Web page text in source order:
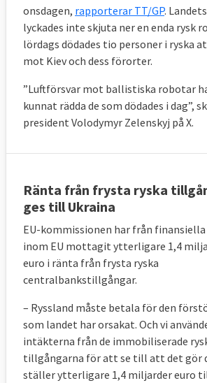
onsdagen, rapporterar TT/GP.
lyckades inte skjuta ner en enda rysk
lördags dödades tio personer i ryska
mot Kiev och dess förorter.
”Luftförsvar mot ballistiska robotar
kunnat rädda de som dödades i dag”,
president Volodymyr Zelenskyj på X.
Ränta från frysta ryska
ges till Ukraina
EU-kommissionen har från
inom EU mottagit ytterligare 1,4
euro i ränta från frysta ryska
centralbankstillgångar.
– Ryssland måste betala för den
som landet har orsakat. Och vi
intäkterna från de immobiliserade
tillgångarna för att se till att det gör
ställer ytterligare 1,4 miljarder euro